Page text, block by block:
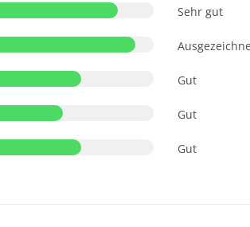
Sehr gut
Gut
Gut
Gut